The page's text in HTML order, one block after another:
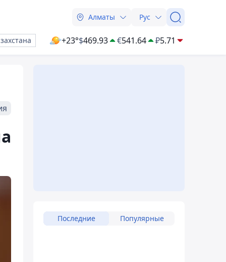
Алматы Рус
+23°$469.93 €541.64 ₽5.71
Последние Популярные